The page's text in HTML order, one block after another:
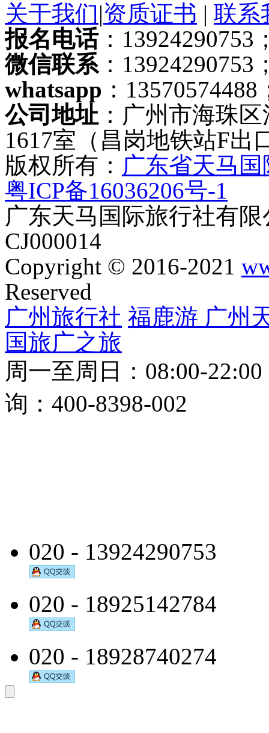
关于我们|资质证书 | 联系
报名电话：13924290753
微信联系：13924290753
whatsapp ：13570574488
公司地址 ：广州市海珠
1617室（昌岗地铁站F出
版权所有： 广东省天马
粤ICP备16036206号-1
广东天马国际旅行社有
CJ000014
Copyright © 2016-2021
Reserved
广州旅行社 福鹿游 广州
国旅广之旅
周一至周日：08:00-
询：400-8398-002
020 - 13924290753
020 - 18925142784
020 - 18928740274